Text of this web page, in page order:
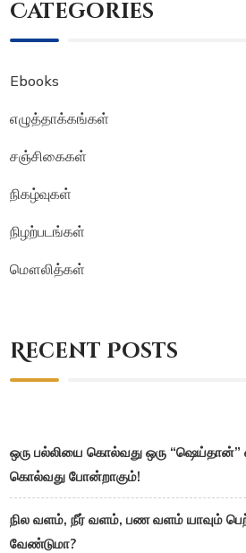
Categories
Ebooks
எழுத்தாக்கங்கள்
சஞ்சிகைகள்
நிகழ்வுகள்
நிழற்படங்கள்
மௌலித்கள்
Recent Posts
ஒரு பல்லியை கொல்வது ஒரு
கொல்வது போன்றாகும்!
நில வளம், நீர் வளம், பண வளம் யாவும்
வேண்டுமா?